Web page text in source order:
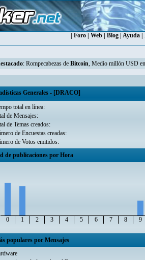
Foro| Web| Blog| Ayuda|
: Rompecabezas de Bitcoin, Medio millón USD
Generales - [DRACO]
total en línea:
de Mensajes:
de Temas creados:
de Encuestas creadas:
de Votos emitidos:
de publicaciones por Hora
0 1 2 3 4 5 6 7 8 9
populares por Mensajes